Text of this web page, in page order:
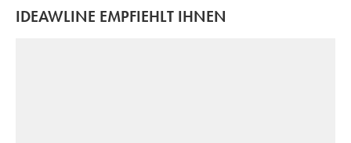
IDEAWLINE EMPFIEHLT IHNEN